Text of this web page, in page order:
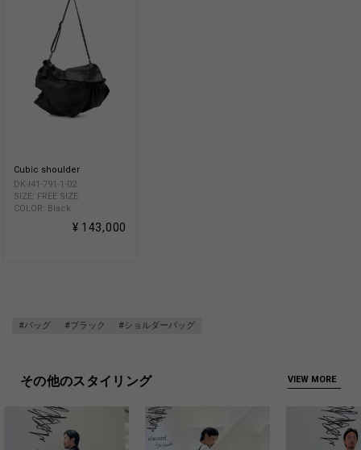
Cubic shoulder
DK-I41-791-1-02
SIZE: FREE SIZE
COLOR: Black
¥ 143,000
#バッグ #ブラック #ショルダーバッグ
その他のスタイリング VIEW MORE